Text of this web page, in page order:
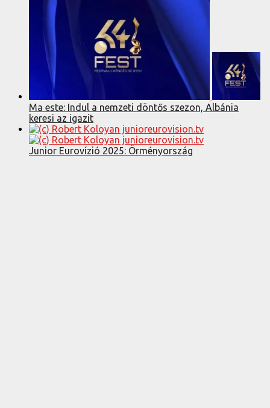
Ma este: Indul a nemzeti döntős szezon, Albánia
keresi az igazit
Junior Eurovízió 2025: Örményország